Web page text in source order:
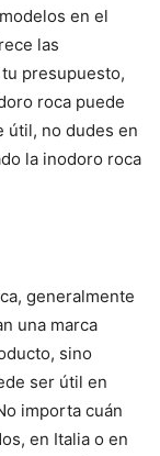
en el
las
presupuesto,
roca puede
útil, no dudes en
la inodoro roca
generalmente
una marca
sino
ser útil en
importa cuán
en Italia o en